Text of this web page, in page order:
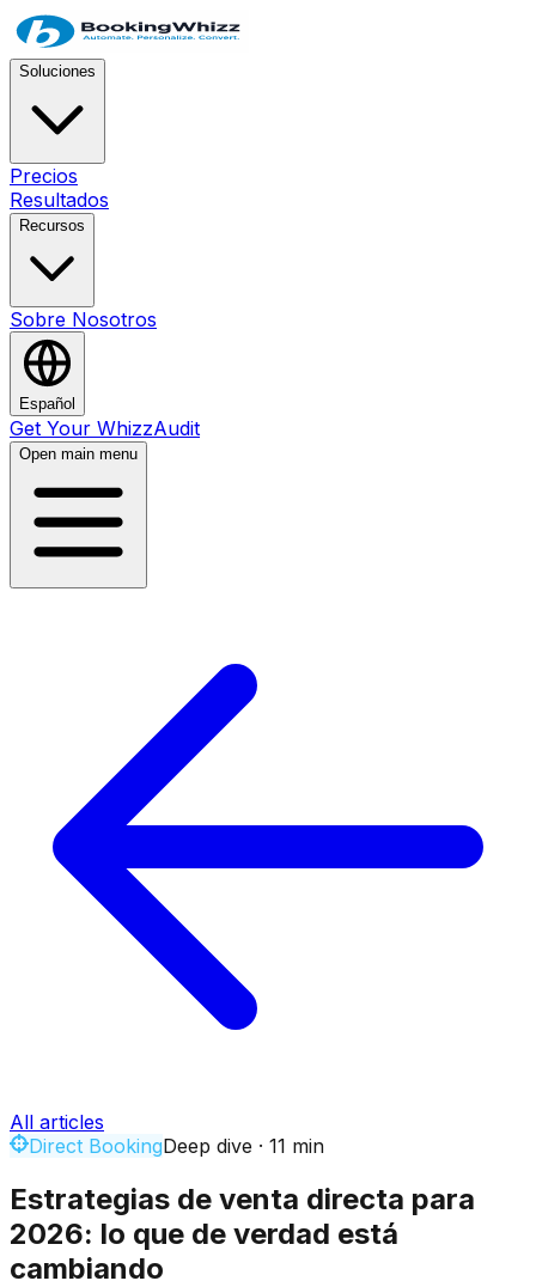
Soluciones
Precios
Resultados
Recursos
Sobre Nosotros
Español
Get Your WhizzAudit
Open main menu
All articles
Direct BookingDeep dive · 11 min
Estrategias de venta directa para
2026: lo que de verdad está
cambiando